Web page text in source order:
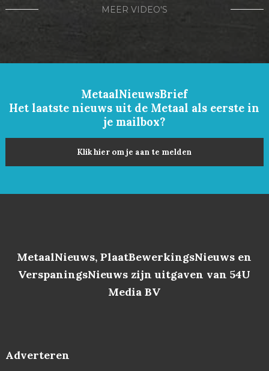
MEER VIDEO'S
MetaalNieuwsBrief
Het laatste nieuws uit de Metaal als eerste in
je mailbox?
Klik hier om je aan te melden
MetaalNieuws, PlaatBewerkingsNieuws en
VerspaningsNieuws zijn uitgaven van 54U
Media BV
Adverteren